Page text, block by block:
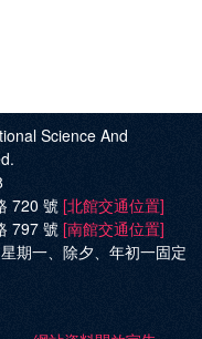
Science And
720 號 [北館交通位置]
797 號 [南館交通位置]
期一、除夕、年初一固定